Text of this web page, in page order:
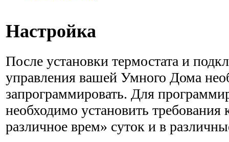
Настройка
После установки термостата и
управления вашей Умного Дома
запрограммировать. Для
необходимо установить требования
различное врем» суток и в